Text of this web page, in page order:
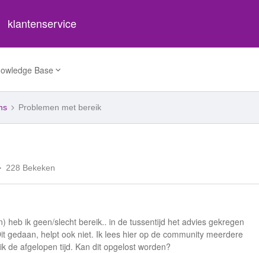
klantenservice
Base
Problemen met bereik
228 Bekeken
heb ik geen/slecht bereik.. in de tussentijd het advies gekregen
gedaan, helpt ook niet. Ik lees hier op de community meerdere
de afgelopen tijd. Kan dit opgelost worden?